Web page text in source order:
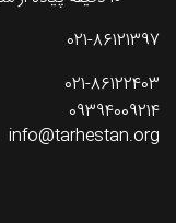
021-86121397
021-86122403
09394009214
info@tarhestan.org